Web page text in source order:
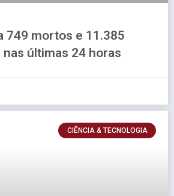
749 mortos e 11.385
últimas 24 horas
CIÊNCIA & TECNOLOGIA